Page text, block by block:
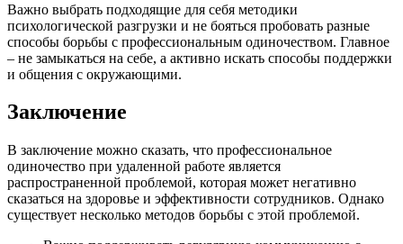
Важно выбрать подходящие для себя методики
психологической разгрузки и не бояться пробовать разные
способы борьбы с профессиональным одиночеством. Главное
– не замыкаться на себе, а активно искать способы поддержки
и общения с окружающими.
Заключение
В заключение можно сказать, что профессиональное
одиночество при удаленной работе является
распространенной проблемой, которая может негативно
сказаться на здоровье и эффективности сотрудников. Однако
существует несколько методов борьбы с этой проблемой.